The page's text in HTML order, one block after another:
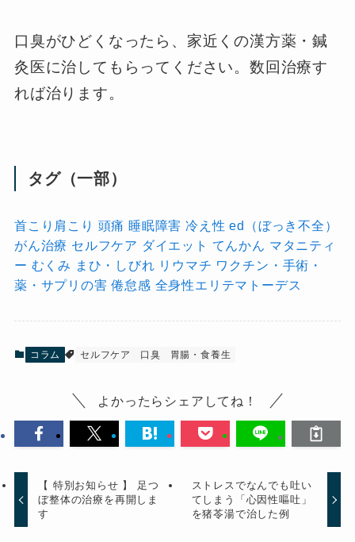
口臭がひどくなったら、家近くの漢方薬・鍼
灸医に治してもらってください。数回治療す
れば治ります。
タグ（一部）
首こり肩こり 頭痛 睡眠障害 冷え性 ed（ぼっき不全）
がん治療 セルフケア ダイエット てんかん マタニティ
ー むくみ まひ・しびれ リウマチ ワクチン・手術・
薬・サプリの害 倦怠感 全身性エリテマトーデス
コラム セルフケア 口臭 胃腸・食養生
よかったらシェアしてね！
【 特別お知らせ 】 足つ
ぼ整体の治療を再開しま
す
ストレスでなんでも吐い
てしまう「心因性嘔吐」
を猪苓湯で治した例